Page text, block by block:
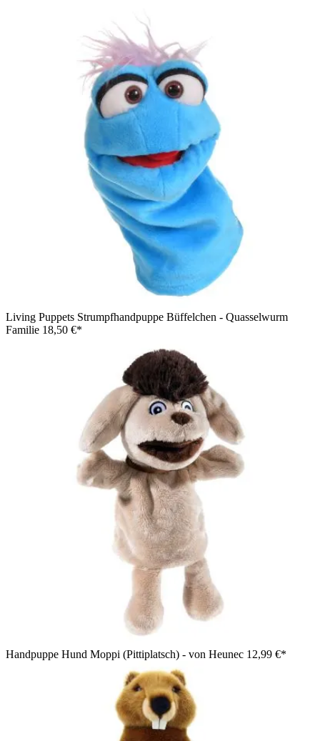
Living Puppets Strumpfhandpuppe Büffelchen - Quasselwurm
Familie 18,50 €*
Handpuppe Hund Moppi (Pittiplatsch) - von Heunec 12,99 €*